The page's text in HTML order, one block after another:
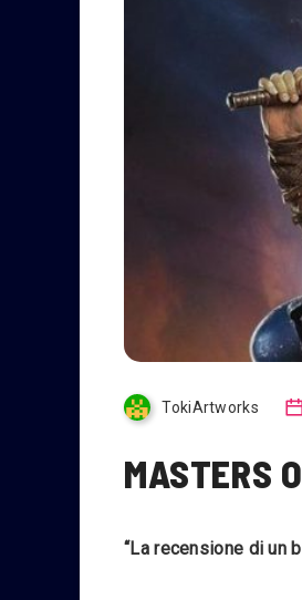
TokiArtworks
MASTERS
“La recensione di un